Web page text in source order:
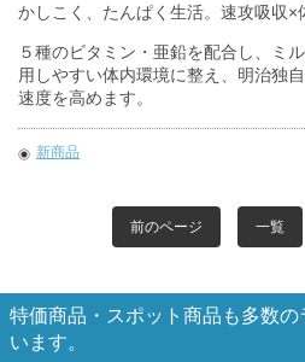
かしこく、たんぱく生活。速攻吸収×
５種のビタミン・亜鉛を配合し、ミ
用しやすい体内環境に整え、明治独
速度を高めます。
新商品
前のページ 一覧
特価商品・スポット商品も多数
います。